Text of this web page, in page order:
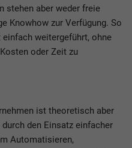
stehen aber weder freie
Knowhow zur Verfügung. So
weitergeführt, ohne
oder Zeit zu
ist theoretisch aber
den Einsatz einfacher
Automatisieren,